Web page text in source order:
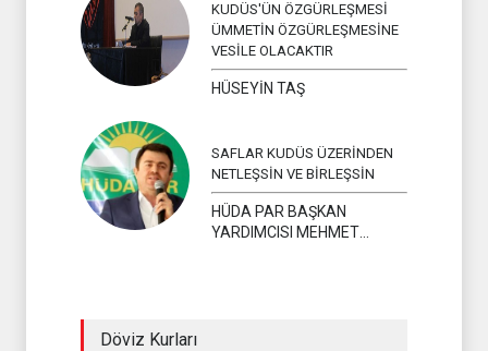
KUDÜS'ÜN ÖZGÜRLEŞMESİ
ÜMMETİN ÖZGÜRLEŞMESİNE
VESİLE OLACAKTIR
HÜSEYİN TAŞ
SAFLAR KUDÜS ÜZERİNDEN
NETLEŞSİN VE BİRLEŞSİN
HÜDA PAR BAŞKAN
YARDIMCISI MEHMET
Döviz Kurları